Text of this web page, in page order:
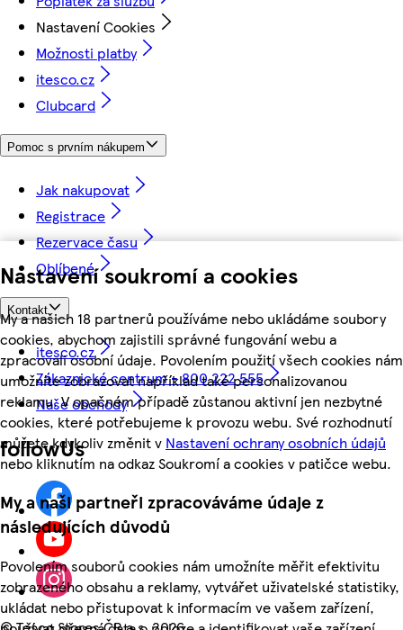
Nastavení soukromí a cookies
My a našich 18 partnerů používáme nebo ukládáme soubory
cookies, abychom zajistili správné fungování webu a
zpracovali osobní údaje. Povolením použití všech cookies nám
umožníte zobrazovat například také personalizovanou
reklamu. V opačném případě zůstanou aktivní jen nezbytné
cookies, které potřebujeme k provozu webu. Své rozhodnutí
můžete kdykoliv změnit v Nastavení ochrany osobních údajů
nebo kliknutím na odkaz Soukromí a cookies v patičce webu.
My a naši partneři zpracováváme údaje z
následujících důvodů
Povolením souborů cookies nám umožníte měřit efektivitu
zobrazeného obsahu a reklamy, vytvářet uživatelské statistiky,
ukládat nebo přistupovat k informacím ve vašem zařízení,
Nastavení Cookies
Možnosti platby
itesco.cz
Clubcard
Pomoc s prvním nákupem
Jak nakupovat
Registrace
Rezervace času
Oblíbené
Kontakt
itesco.cz
Zákaznické centrum - 800 222 555
Naše obchody
followUs